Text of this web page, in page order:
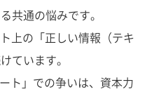
共通の悩みです。
上の「正しい情報（テキ
ています。
ト」での争いは、資本力